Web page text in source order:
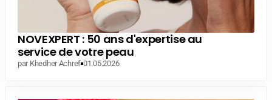
NOVEXPERT : 50 ans d'expertise au
service de votre peau
par Khedher Achref 01.05.2026